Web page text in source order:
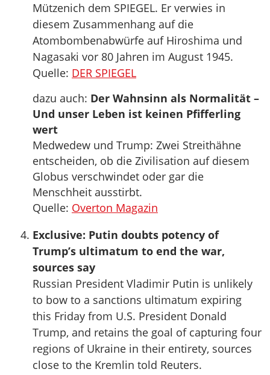
Mützenich dem SPIEGEL. Er verwies in
diesem Zusammenhang auf die
Atombombenabwürfe auf Hiroshima und
Nagasaki vor 80 Jahren im August 1945.
Quelle: DER SPIEGEL
dazu auch: Der Wahnsinn als Normalität –
Und unser Leben ist keinen Pfifferling
wert
Medwedew und Trump: Zwei Streithähne
entscheiden, ob die Zivilisation auf diesem
Globus verschwindet oder gar die
Menschheit ausstirbt.
Quelle: Overton Magazin
Exclusive: Putin doubts potency of
Trump’s ultimatum to end the war,
sources say
Russian President Vladimir Putin is unlikely
to bow to a sanctions ultimatum expiring
this Friday from U.S. President Donald
Trump, and retains the goal of capturing four
regions of Ukraine in their entirety, sources
close to the Kremlin told Reuters.